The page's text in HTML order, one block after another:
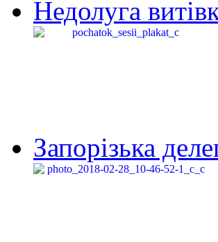
Недолуга
Запорізька